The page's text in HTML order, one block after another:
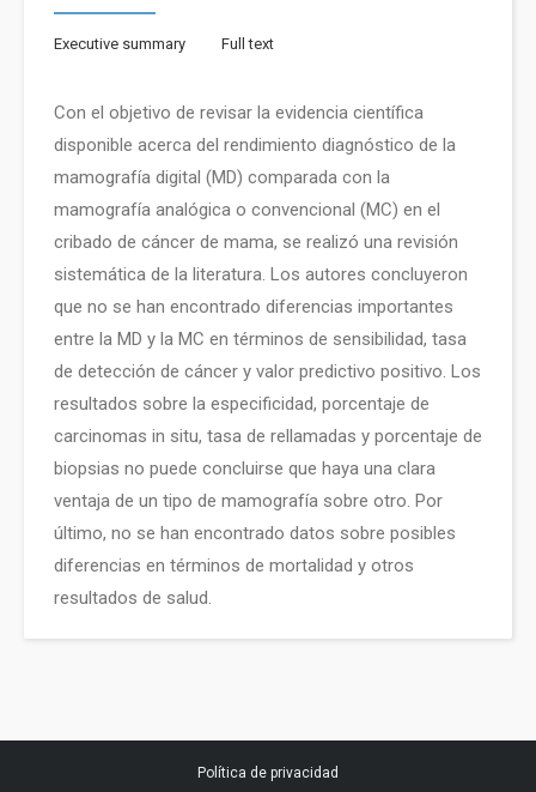
Executive summary Full text
Con el objetivo de revisar la evidencia científica
disponible acerca del rendimiento diagnóstico de la
mamografía digital (MD) comparada con la
mamografía analógica o convencional (MC) en el
cribado de cáncer de mama, se realizó una revisión
sistemática de la literatura. Los autores concluyeron
que no se han encontrado diferencias importantes
entre la MD y la MC en términos de sensibilidad, tasa
de detección de cáncer y valor predictivo positivo. Los
resultados sobre la especificidad, porcentaje de
carcinomas in situ, tasa de rellamadas y porcentaje de
biopsias no puede concluirse que haya una clara
ventaja de un tipo de mamografía sobre otro. Por
último, no se han encontrado datos sobre posibles
diferencias en términos de mortalidad y otros
resultados de salud.
Política de privacidad